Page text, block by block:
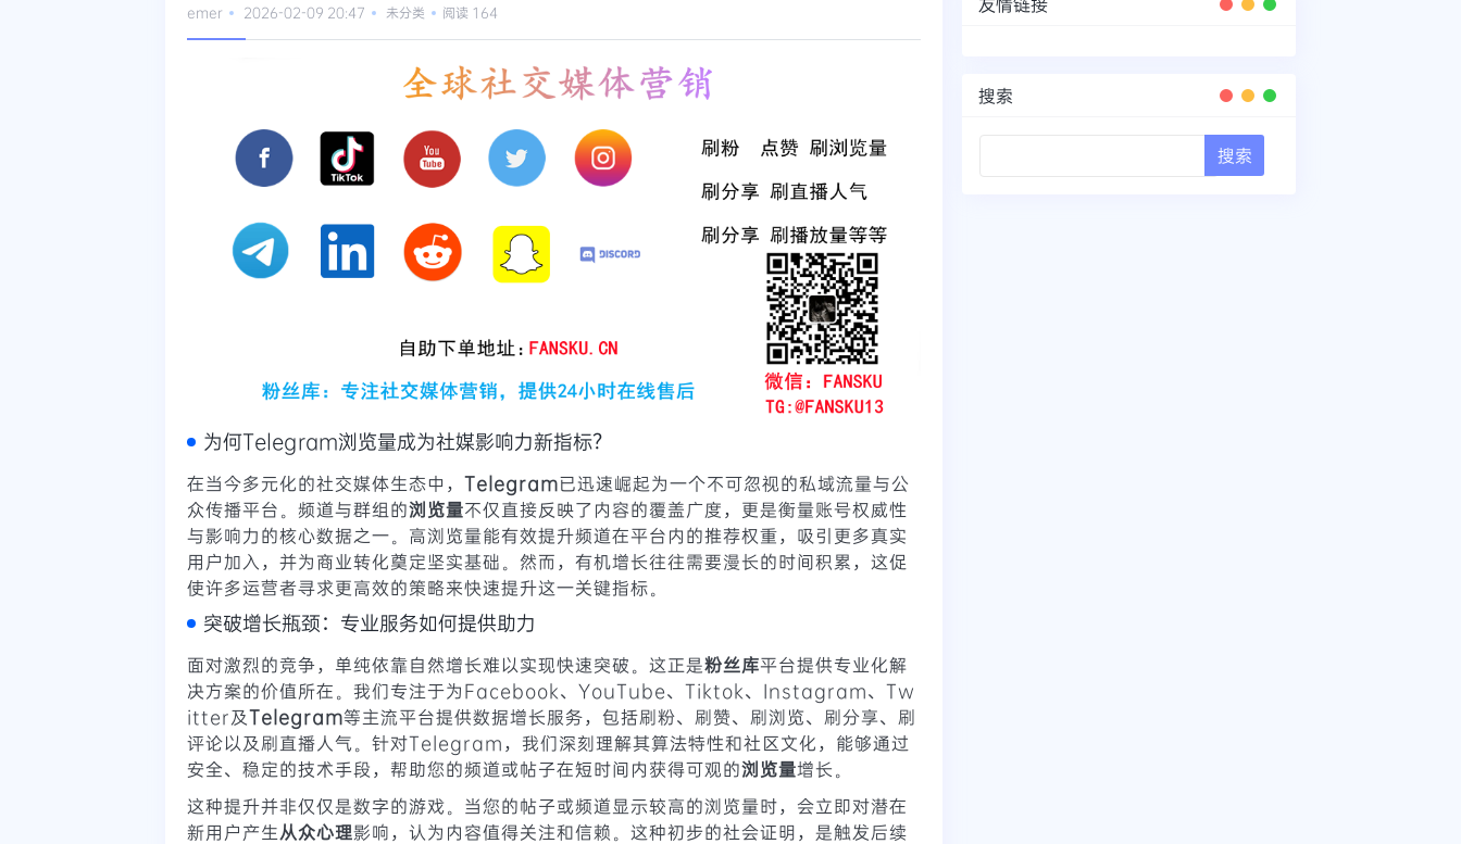
emer 2026-02-09 20:47 未分类 阅读 164
为何Telegram浏览量成为社媒影响力新指标？
在当今多元化的社交媒体生态中， Telegram已迅速崛起为一个不可忽视的私域流量与公
众传播平台。频道与群组的浏览量不仅直接反映了内容的覆盖广度，更是衡量账号权威性
与影响力的核心数据之一。高浏览量能有效提升频道在平台内的推荐权重，吸引更多真实
用户加入，并为商业转化奠定坚实基础。然而，有机增长往往需要漫长的时间积累，这促
使许多运营者寻求更高效的策略来快速提升这一关键指标。
突破增长瓶颈：专业服务如何提供助力
面对激烈的竞争，单纯依靠自然增长难以实现快速突破。这正是粉丝库平台提供专业化解
决方案的价值所在。我们专注于为Facebook、YouTube、Tiktok、Instagram、Tw
itter及Telegram等主流平台提供数据增长服务，包括刷粉、刷赞、刷浏览、刷分享、刷
评论以及刷直播人气。针对Telegram，我们深刻理解其算法特性和社区文化，能够通过
安全、稳定的技术手段，帮助您的频道或帖子在短时间内获得可观的浏览量增长。
这种提升并非仅仅是数字的游戏。当您的帖子或频道显示较高的浏览量时，会立即对潜在
新用户产生从众心理影响，认为内容值得关注和信赖。这种初步的社会证明，是触发后续
搜索